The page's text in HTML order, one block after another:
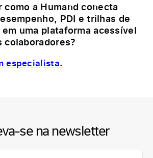
como a Humand conecta
PDI e trilhas de
uma plataforma acessível
colaboradores?
especialista.
se na newsletter